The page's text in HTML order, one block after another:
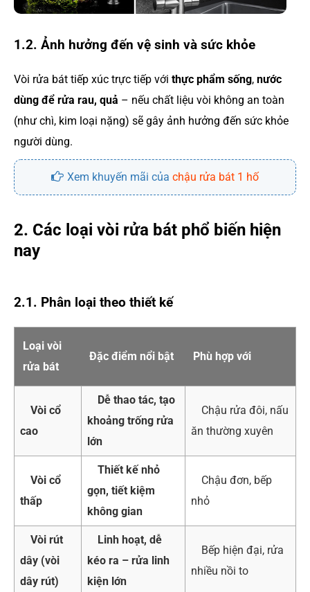
1.2. Ảnh hưởng đến vệ sinh và sức khỏe
Vòi rửa bát tiếp xúc trực tiếp với thực phẩm sống, nước
dùng để rửa rau, quả – nếu chất liệu vòi không an toàn
(như chì, kim loại nặng) sẽ gây ảnh hưởng đến sức khỏe
người dùng.
Xem khuyến mãi của chậu rửa bát 1 hố
2. Các loại vòi rửa bát phổ biến hiện
nay
2.1. Phân loại theo thiết kế
Loại vòi
rửa bát
Đặc điểm nổi bật Phù hợp với
Vòi cổ
cao
Dễ thao tác, tạo
khoảng trống rửa
lớn
Chậu rửa đôi, nấu
ăn thường xuyên
Vòi cổ
thấp
Thiết kế nhỏ
gọn, tiết kiệm
không gian
Chậu đơn, bếp
nhỏ
Vòi rút
dây (vòi
dây rút)
Linh hoạt, dễ
kéo ra – rửa linh
kiện lớn
Bếp hiện đại, rửa
nhiều nồi to